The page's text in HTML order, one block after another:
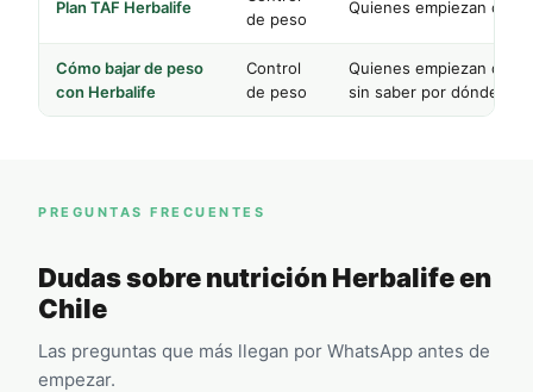
Plan TAF Herbalife
de peso
Quienes empiezan con
Cómo bajar de peso
con Herbalife
Control
de peso
Quienes empiezan
sin saber por dónde
PREGUNTAS FRECUENTES
Dudas sobre nutrición Herbalife en
Chile
Las preguntas que más llegan por WhatsApp antes de
empezar.